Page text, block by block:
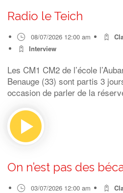
Radio le Teich
08/07/2026 12:00 am
Interview
Les CM1 CM2 de l’école
Benauge (33) sont partis 3
occasion de parler de la
On n’est pas des
03/07/2026 12:00 am